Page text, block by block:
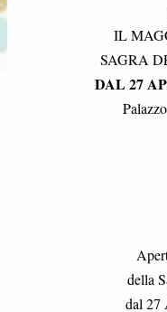
IL
SAGRA
DAL 27
della
dal 27